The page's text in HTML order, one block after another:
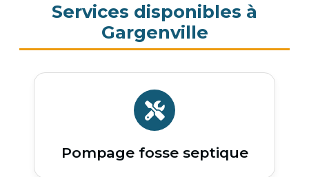
Services disponibles à
Gargenville
Pompage fosse septique